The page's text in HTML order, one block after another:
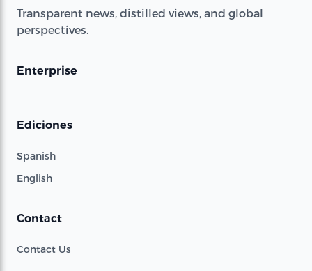
Transparent news, distilled views, and global
perspectives.
Enterprise
Ediciones
Spanish
English
Contact
Contact Us